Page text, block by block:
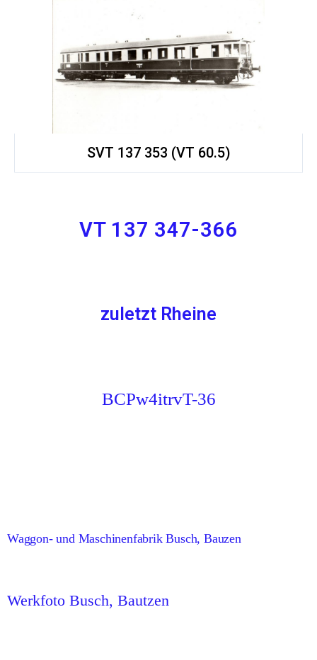
SVT 137 353 (VT 60.5)
VT 137 347-366
zuletzt Rheine
BCPw4itrvT-36
Waggon- und Maschinenfabrik Busch, Bauzen
Werkfoto Busch, Bautzen